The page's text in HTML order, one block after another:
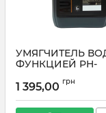
УМЯГЧИТЕЛЬ
ФУНКЦИЕЙ PH-
1 395,00 грн